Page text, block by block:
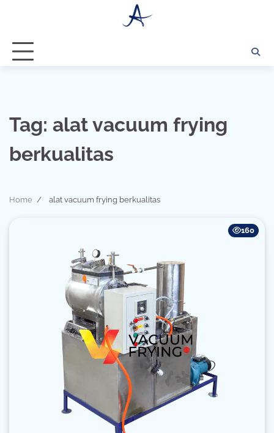
Tag: alat vacuum frying
berkualitas
Home alat vacuum frying berkualitas
160